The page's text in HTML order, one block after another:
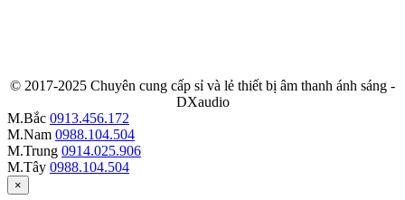
© 2017-2025 Chuyên cung cấp sỉ và lẻ thiết bị âm thanh ánh sáng -
DXaudio
M.Bắc 0913.456.172
M.Nam 0988.104.504
M.Trung 0914.025.906
M.Tây 0988.104.504
×